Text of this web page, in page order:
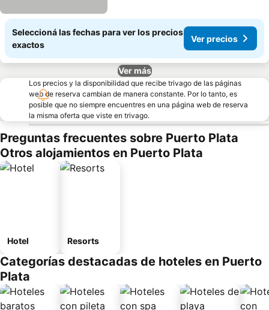
Seleccioná las fechas para ver los precios
exactos
Ver precios
Ver más
Los precios y la disponibilidad que recibe trivago de las páginas
web de reserva cambian de manera constante. Por lo tanto, es
posible que no siempre encuentres en una página web de reserva
la misma oferta que viste en trivago.
Preguntas frecuentes sobre Puerto Plata
Otros alojamientos en Puerto Plata
Hotel Resorts
Categorías destacadas de hoteles en Puerto
Plata